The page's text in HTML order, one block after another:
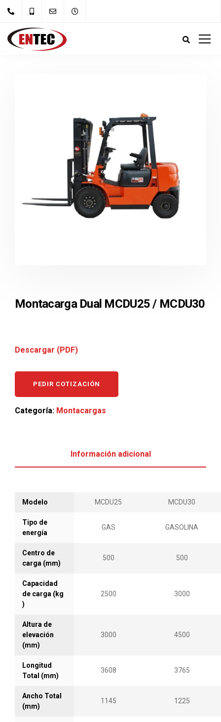
Montacarga Dual MCDU25 / MCDU30
Descargar (PDF)
PEDIR COTIZACIÓN
Categoría: Montacargas
Información adicional
Modelo MCDU25 MCDU30
Tipo de
energía
GAS GASOLINA
Centro de
carga (mm)
500 500
Capacidad
de carga (kg
)
2500 3000
Altura de
elevación
(mm)
3000 4500
Longitud
Total (mm)
3608 3765
Ancho Total
(mm)
1145 1225